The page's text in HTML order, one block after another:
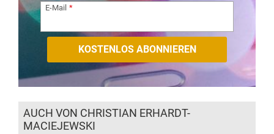
E-Mail
AUCH VON CHRISTIAN ERHARDT-
MACIEJEWSKI